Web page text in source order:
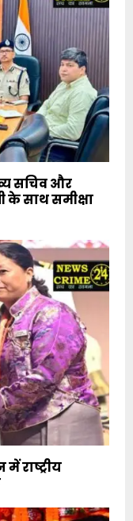
सचिव और
के साथ समीक्षा
में राष्ट्रीय